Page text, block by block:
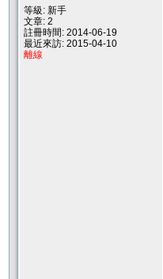
等級: 新手
文章: 2
註冊時間: 2014-06-19
最近來訪: 2015-04-10
離線